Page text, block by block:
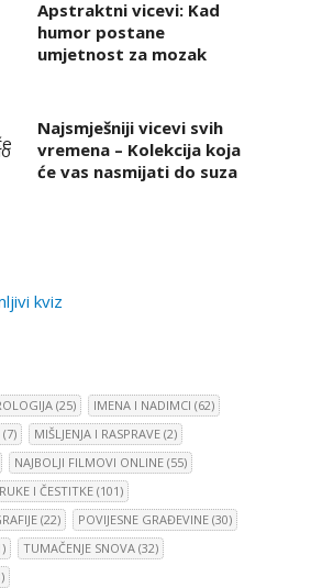
Apstraktni vicevi: Kad
humor postane
umjetnost za mozak
Najsmješniji vicevi svih
vremena – Kolekcija koja
će vas nasmijati do suza
(25) IMENA I NADIMCI (62)
(7) MIŠLJENJA I RASPRAVE (2)
NAJBOLJI FILMOVI ONLINE (55)
I ČESTITKE(101)
(22) POVIJESNE GRAĐEVINE (30)
TUMAČENJE SNOVA (32)